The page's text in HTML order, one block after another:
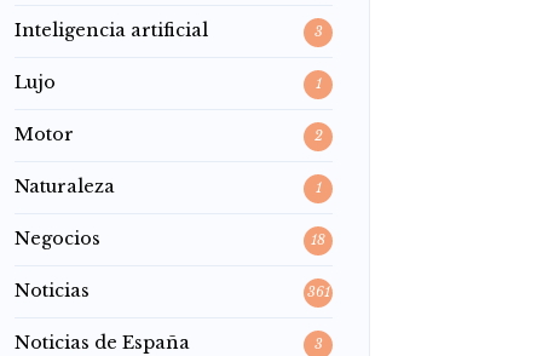
Inteligencia artificial 3
Lujo 1
Motor 2
Naturaleza 1
Negocios 18
Noticias 361
Noticias de España 3